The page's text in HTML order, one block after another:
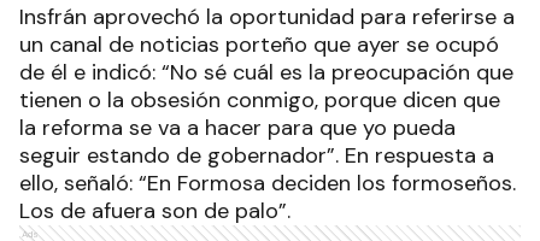
Insfrán aprovechó la oportunidad para referirse a
un canal de noticias porteño que ayer se ocupó
de él e indicó: “No sé cuál es la preocupación que
tienen o la obsesión conmigo, porque dicen que
la reforma se va a hacer para que yo pueda
seguir estando de gobernador”. En respuesta a
ello, señaló: “En Formosa deciden los formoseños.
Los de afuera son de palo”.
Ads